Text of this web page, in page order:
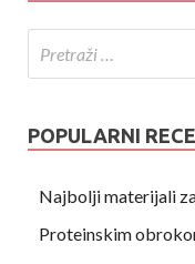
POPULARNI
Najbolji materijali
Proteinskim